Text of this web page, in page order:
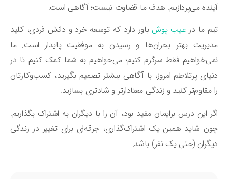
می‌پردازیم. هدف ما قضاوت نیست؛ آگاهی است.
ما درعیب پوشباور دارد که توسعه خرد و دانش فردی، کلید
بهتر بحران‌ها و رسیدن به موفقیت پایدار است. ما
فقط سرگرم کنیم؛ می‌خواهیم به شما کمک کنیم تا در
پرتلاطم امروز، با آگاهی بیشتر تصمیم بگیرید، کسب‌وکارتان
مقاوم‌تر کنید و زندگی معنادارتر و شادتری بسازید.
این درس برایمان مفید بود، آن را با دیگران به اشتراک بگذاریم.
شاید همین یک اشتراک‌گذاری، جرقه‌ای برای تغییر در زندگی
(حتی یک نفر) باشد.